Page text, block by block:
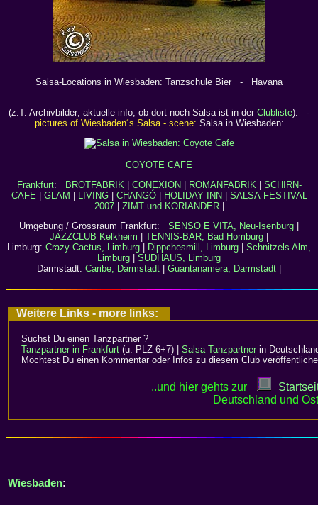
Salsa-Locations in Wiesbaden: Tanzschule Bier - Havana
(z.T. Archivbilder; aktuelle info, ob dort noch Salsa ist in der Clubliste): -
pictures of Wiesbaden´s Salsa - scene: Salsa in Wiesbaden:
COYOTE CAFE
Frankfurt: BROTFABRIK| CONEXION ROMANFABRIK| SCHIRN-
CAFE| GLAM LIVING| CHANGÓ| HOLIDAY INN
SALSA-FESTIVAL
2007| ZIMT und KORIANDER|
Umgebung / Grossraum Frankfurt: SENSO E VITA, Neu-Isenburg
JAZZCLUB Kelkheim
TENNIS-BAR, Bad Homburg
Limburg: Crazy Cactus, Limburg Dippchesmill, Limburg
Schnitzels Alm,
Limburg
SUDHAUS, Limburg
Darmstadt: Caribe, Darmstadt Guantanamera, Darmstadt
Weitere Links - more links:
Suchst Du einen Tanzpartner ?
Tanzpartner in Frankfurt (u. PLZ 6+7) | Salsa Tanzpartnerin
Möchtest Du einen Kommentar oder Infos zu diesem Club
..und hier gehts zur
Deutschland und
Wiesbaden: